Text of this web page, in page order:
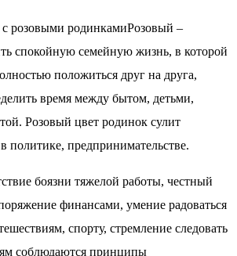
Розовый –
спокойную семейную жизнь, в которой
положиться друг на друга,
время между бытом, детьми,
Розовый цвет родинок сулит
политике, предпринимательстве.
боязни тяжелой работы, честный
финансами, умение радоваться
спорту, стремление следовать
соблюдаются принципы